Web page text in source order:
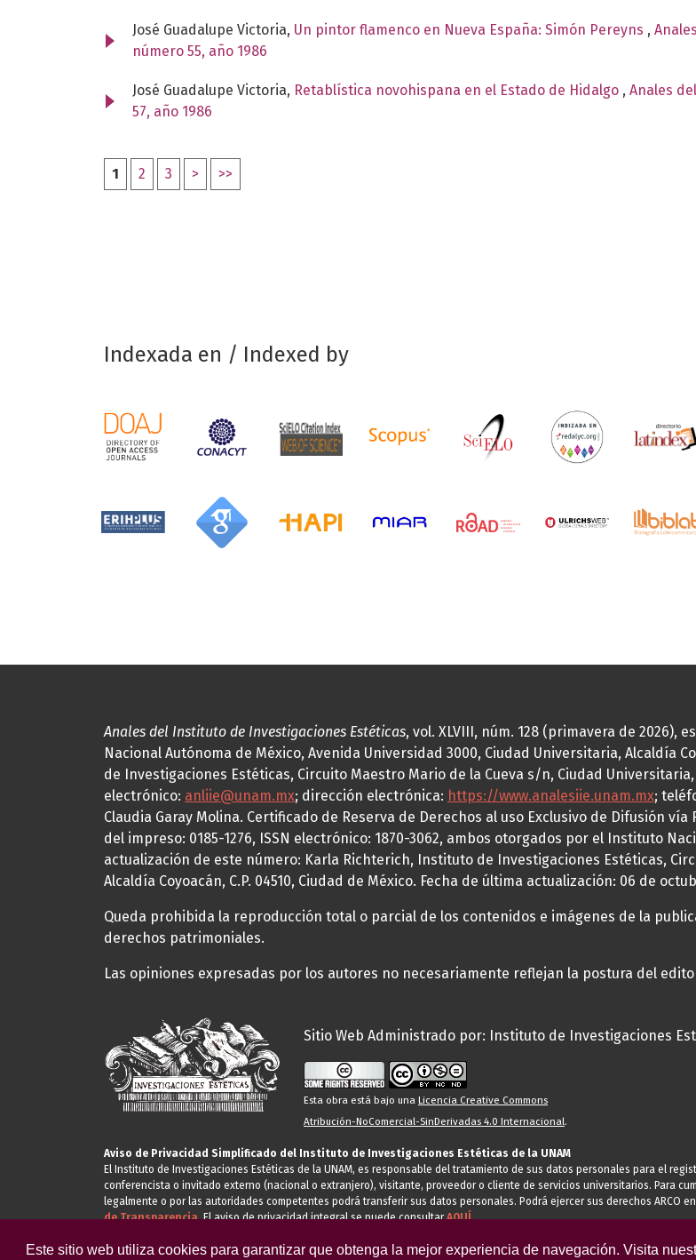
Este sitio web utiliza cookies para garantizar que obtenga la mejor experiencia de navegación. Visita
José Guadalupe Victoria, Un pintor flamenco en Nueva España: Simón Pereyns ,
número 55, año 1986
José Guadalupe Victoria, Retablística novohispana en el Estado de Hidalgo , Anales
57, año 1986
1 2 3 > >>
Indexada en / Indexed by
Anales del Instituto de Investigaciones Estéticas, vol. XLVIII, núm. 128 (primavera de 2026),
Nacional Autónoma de México, Avenida Universidad 3000, Ciudad Universitaria, Alcaldía
de Investigaciones Estéticas, Circuito Maestro Mario de la Cueva s/n, Ciudad Universitaria,
electrónico: anliie@unam.mx; dirección electrónica: https://www.analesiie.unam.mx;
Claudia Garay Molina. Certificado de Reserva de Derechos al uso Exclusivo de Difusión vía
del impreso: 0185-1276, ISSN electrónico: 1870-3062, ambos otorgados por el Instituto
actualización de este número: Karla Richterich, Instituto de Investigaciones Estéticas,
Alcaldía Coyoacán, C.P. 04510, Ciudad de México. Fecha de última actualización: 06 de
Queda prohibida la reproducción total o parcial de los contenidos e imágenes de la
derechos patrimoniales.
Las opiniones expresadas por los autores no necesariamente reflejan la postura del
Sitio Web Administrado por: Instituto de Investigaciones
Esta obra está bajo una Licencia Creative Commons
Atribución-NoComercial-SinDerivadas 4.0 Internacional.
Aviso de Privacidad Simplificado del Instituto de Investigaciones Estéticas de la UNAM
El Instituto de Investigaciones Estéticas de la UNAM, es responsable del tratamiento de sus datos personales para el
conferencista o invitado externo (nacional o extranjero), visitante, proveedor o cliente de servicios universitarios. Para
legalmente o por las autoridades competentes podrá transferir sus datos personales. Podrá ejercer sus derechos ARCO
de Transparencia.El aviso de privacidad integral se puede consultarAQUÍ